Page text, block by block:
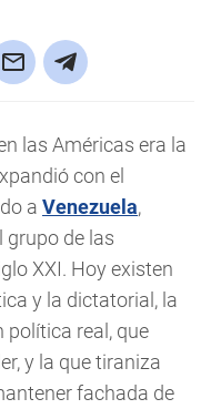
las Américas era la
con el
a Venezuela,
grupo de las
XXI. Hoy existen
y la dictatorial, la
política real, que
y la que tiraniza
fachada de